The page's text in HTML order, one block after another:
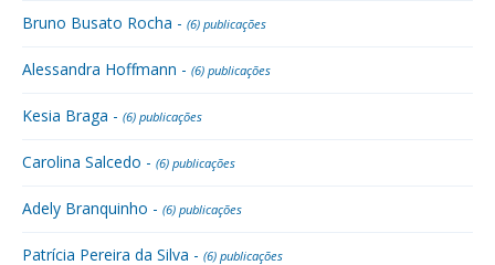
Bruno Busato Rocha - (6) publicações
Alessandra Hoffmann - (6) publicações
Kesia Braga - (6) publicações
Carolina Salcedo - (6) publicações
Adely Branquinho - (6) publicações
Patrícia Pereira da Silva - (6) publicações